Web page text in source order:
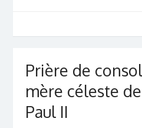
Prière de
mère céleste
Paul II